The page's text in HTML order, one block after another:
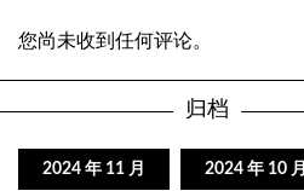
您尚未收到任何评论。
归档
2024 年 11 月 2024 年 10 月